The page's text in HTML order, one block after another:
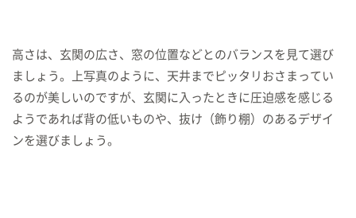
高さは、玄関の広さ、窓の位置などとのバランスを見て選び
ましょう。上写真のように、天井までピッタリおさまってい
るのが美しいのですが、玄関に入ったときに圧迫感を感じる
ようであれば背の低いものや、抜け（飾り棚）のあるデザイ
ンを選びましょう。